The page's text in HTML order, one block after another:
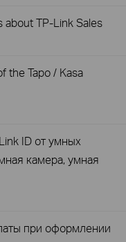
TP-Link Sales
the Tapo / Kasa
ID от умных
камера, умная
при оформлении